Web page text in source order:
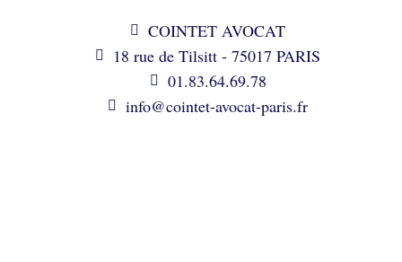
COINTET AVOCAT
18 rue de Tilsitt - 75017 PARIS
01.83.64.69.78
info@cointet-avocat-paris.fr